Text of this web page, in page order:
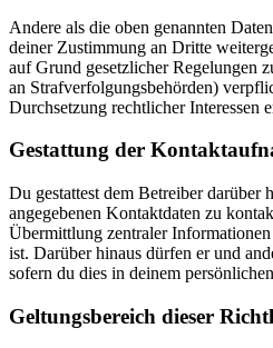
Andere als die oben genannten
deiner Zustimmung an Dritte
auf Grund gesetzlicher Regelungen
an Strafverfolgungsbehörden)
Durchsetzung rechtlicher Interessen
Gestattung der
Du gestattest dem Betreiber darüber
angegebenen Kontaktdaten zu
Übermittlung zentraler
ist. Darüber hinaus dürfen er und
sofern du dies in deinem
Geltungsbereich dieser